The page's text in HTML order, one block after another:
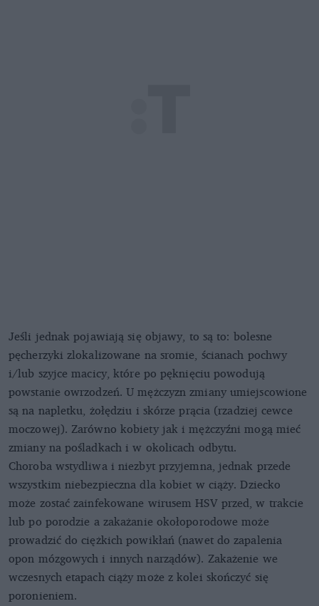
Jeśli jednak pojawiają się objawy, to są to: bolesne
pęcherzyki zlokalizowane na sromie, ścianach pochwy
i/lub szyjce macicy, które po pęknięciu powodują
powstanie owrzodzeń. U mężczyzn zmiany umiejscowione
są na napletku, żołędziu i skórze prącia (rzadziej cewce
moczowej). Zarówno kobiety jak i mężczyźni mogą mieć
zmiany na pośladkach i w okolicach odbytu.
Choroba wstydliwa i niezbyt przyjemna, jednak przede
wszystkim niebezpieczna dla kobiet w ciąży. Dziecko
może zostać zainfekowane wirusem HSV przed, w trakcie
lub po porodzie a zakażanie okołoporodowe może
prowadzić do ciężkich powikłań (nawet do zapalenia
opon mózgowych i innych narządów). Zakażenie we
wczesnych etapach ciąży może z kolei skończyć się
poronieniem.